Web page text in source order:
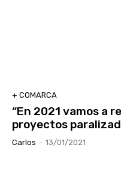
+ COMARCA
“En 2021 vamos a
proyectos
Carlos - 13/01/2021